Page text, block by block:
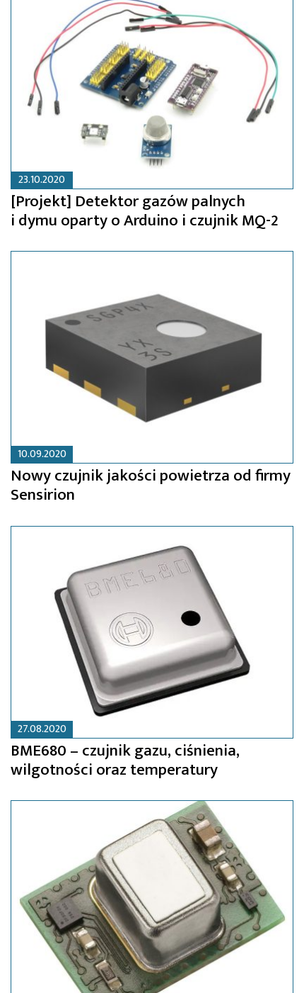
23.10.2020
[Projekt] Detektor gazów palnych
i dymu oparty o Arduino i czujnik MQ-2
10.09.2020
Nowy czujnik jakości powietrza od firmy
Sensirion
27.08.2020
BME680 – czujnik gazu, ciśnienia,
wilgotności oraz temperatury